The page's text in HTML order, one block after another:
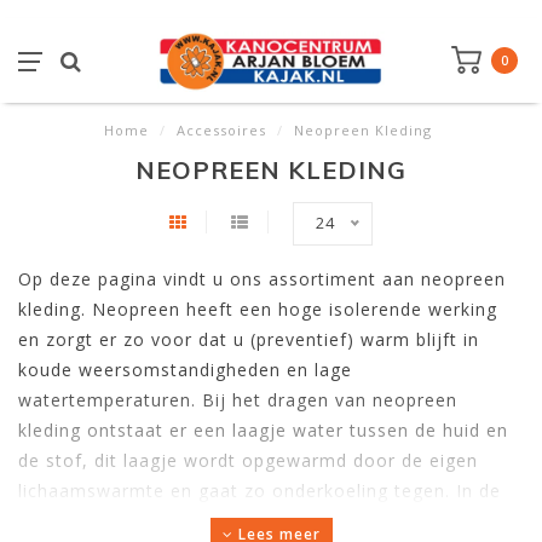
0
Home / Accessoires / Neopreen Kleding
NEOPREEN KLEDING
24
Op deze pagina vindt u ons assortiment aan neopreen
kleding. Neopreen heeft een hoge isolerende werking
en zorgt er zo voor dat u (preventief) warm blijft in
koude weersomstandigheden en lage
watertemperaturen. Bij het dragen van neopreen
kleding ontstaat er een laagje water tussen de huid en
de stof, dit laagje wordt opgewarmd door de eigen
lichaamswarmte en gaat zo onderkoeling tegen. In de
categorie neopreen kleding hebben wij onder andere:
Lees meer